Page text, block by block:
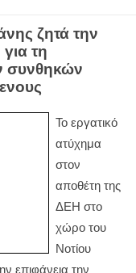
ζητά την
τη
συνθηκών
Το εργατικό
ατύχημα
στον
αποθέτη της
ΔΕΗ στο
χώρο του
Νοτίου
επιφάνεια την